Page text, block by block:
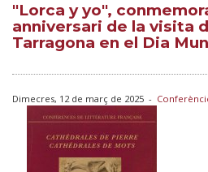
"Lorca y yo",
anniversari de la visita
Tarragona en el Dia
Dimecres, 12 de març de 2025 -